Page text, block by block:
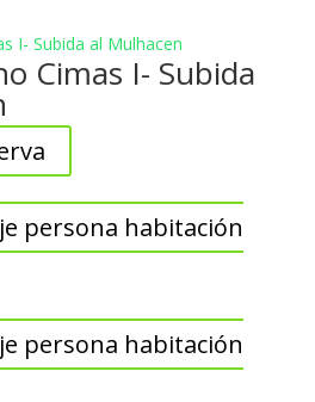
Cimas I- Subida
persona habitación
persona habitación